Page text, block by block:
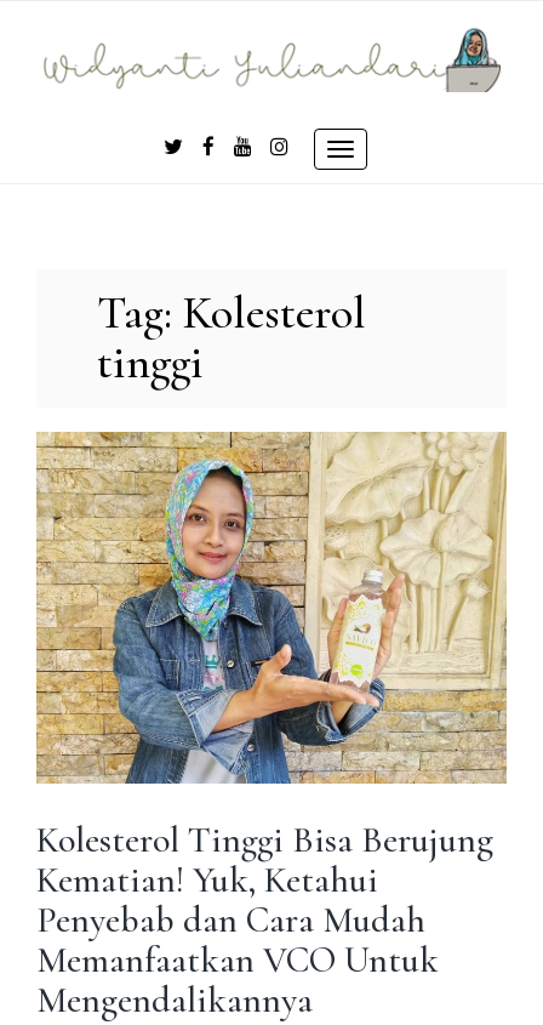
content
Toggle
Tag: Kolesterol
tinggi
Kolesterol Tinggi Bisa Berujung
Kematian! Yuk, Ketahui
Penyebab dan Cara Mudah
Memanfaatkan VCO Untuk
Mengendalikannya